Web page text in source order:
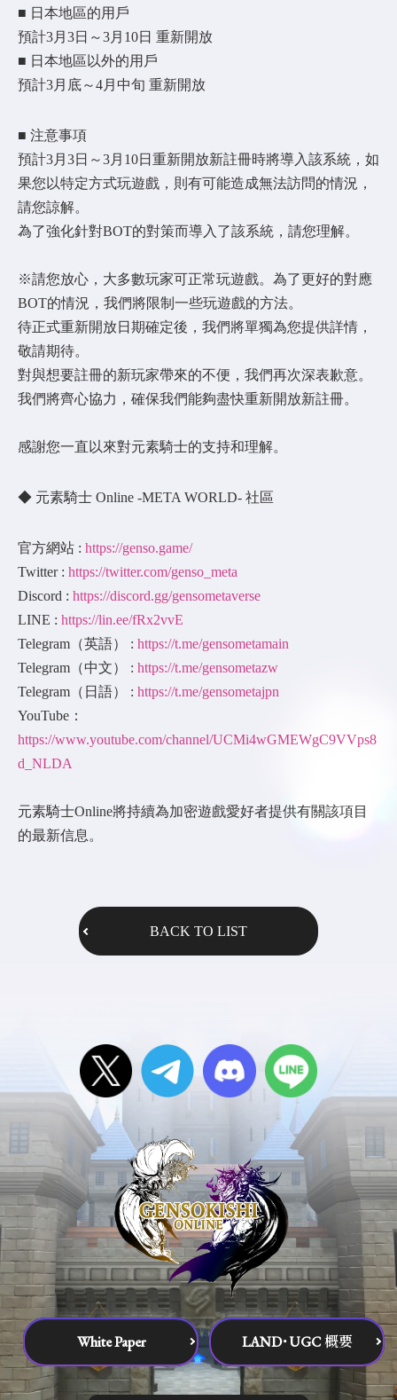
■ 日本地區的用戶
預計3月3日～3月10日 重新開放
■ 日本地區以外的用戶
預計3月底～4月中旬 重新開放
■ 注意事項
預計3月3日～3月10日重新開放新註冊時將導入該系統，如
果您以特定方式玩遊戲，則有可能造成無法訪問的情況，
請您諒解。
為了強化針對BOT的對策而導入了該系統，請您理解。
※請您放心，大多數玩家可正常玩遊戲。為了更好的對應
BOT的情況，我們將限制一些玩遊戲的方法。
待正式重新開放日期確定後，我們將單獨為您提供詳情，
敬請期待。
對與想要註冊的新玩家帶來的不便，我們再次深表歉意。
我們將齊心協力，確保我們能夠盡快重新開放新註冊。
感謝您一直以來對元素騎士的支持和理解。
◆ 元素騎士 Online -META WORLD- 社區
官方網站 : https://genso.game/
Twitter : https://twitter.com/genso_meta
Discord : https://discord.gg/gensometaverse
LINE : https://lin.ee/fRx2vvE
Telegram（英語） : https://t.me/gensometamain
Telegram（中文） : https://t.me/gensometazw
Telegram（日語） : https://t.me/gensometajpn
YouTube：
https://www.youtube.com/channel/UCMi4wGMEWgC9VVps8
d_NLDA
元素騎士Online將持續為加密遊戲愛好者提供有關該項目
的最新信息。
BACK TO LIST
White Paper LAND･UGC 概要